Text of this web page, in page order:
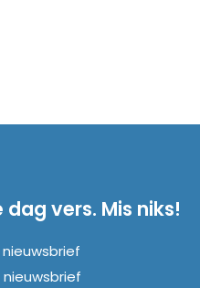
vers. Mis niks!
nieuwsbrief